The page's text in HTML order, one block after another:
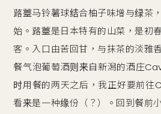
蕗薹马铃薯球结合柚子味增与绿茶
始。蕗薹是日本特有的山菜，是初
客。入口由苦回甘，与抹茶的淡雅
餐气泡葡萄酒则来自新潟的酒庄
时用餐的两天之后，我正好要前往
看来是一种缘份（？）。回到餐前